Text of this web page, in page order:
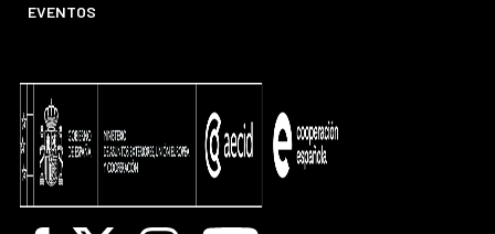
EVENTOS